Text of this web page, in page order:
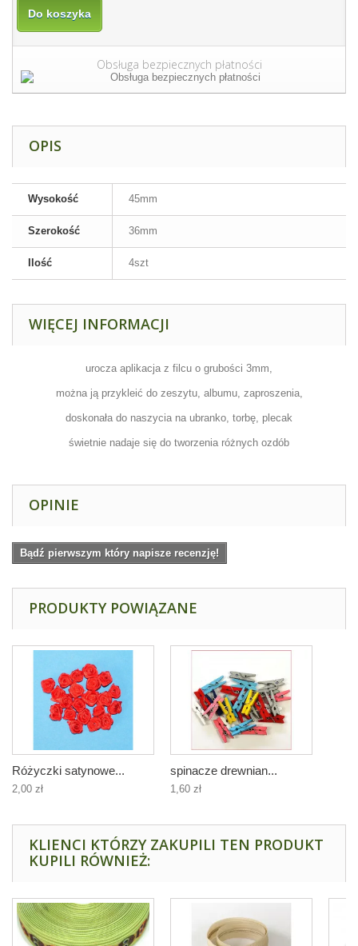
Do koszyka
Obsługa bezpiecznych płatności
OPIS
Wysokość 45mm
Szerokość 36mm
Ilość 4szt
WIĘCEJ INFORMACJI
urocza aplikacja z filcu o grubości 3mm,
można ją przykleić do zeszytu, albumu, zaproszenia,
doskonała do naszycia na ubranko, torbę, plecak
świetnie nadaje się do tworzenia różnych ozdób
OPINIE
Bądź pierwszym który napisze recenzję!
PRODUKTY POWIĄZANE
Różyczki satynowe...
2,00 zł
spinacze drewnian...
1,60 zł
KLIENCI KTÓRZY ZAKUPILI TEN PRODUKT
KUPILI RÓWNIEŻ: